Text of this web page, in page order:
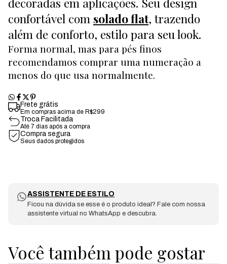
confortável com solado flat, trazendo
além de conforto, estilo para seu look.
Forma normal, mas para pés finos
recomendamos comprar uma numeração a
menos do que usa normalmente.
Frete grátis
Em compras acima de R$299
Troca Facilitada
Até 7 dias após a compra
Compra segura
Seus dados protegidos
ASSISTENTE DE ESTILO
Ficou na dúvida se esse é o produto ideal? Fale com nossa
assistente virtual no WhatsApp e descubra.
Você também pode gostar